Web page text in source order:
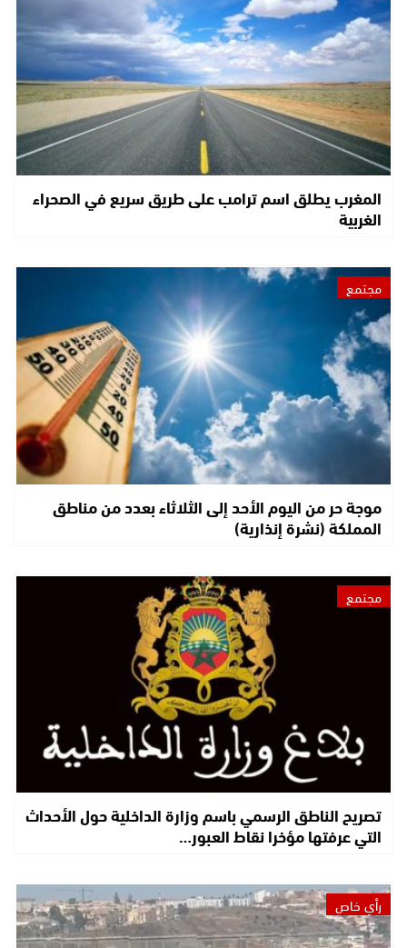
المغرب يطلق اسم ترامب على طريق سريع في الصحراء
الغربية
مجتمع
موجة حر من اليوم الأحد إلى الثلاثاء بعدد من مناطق
المملكة (نشرة إنذارية)
مجتمع
تصريح الناطق الرسمي باسم وزارة الداخلية حول الأحداث
التي عرفتها مؤخرا نقاط العبور…
رأي خاص